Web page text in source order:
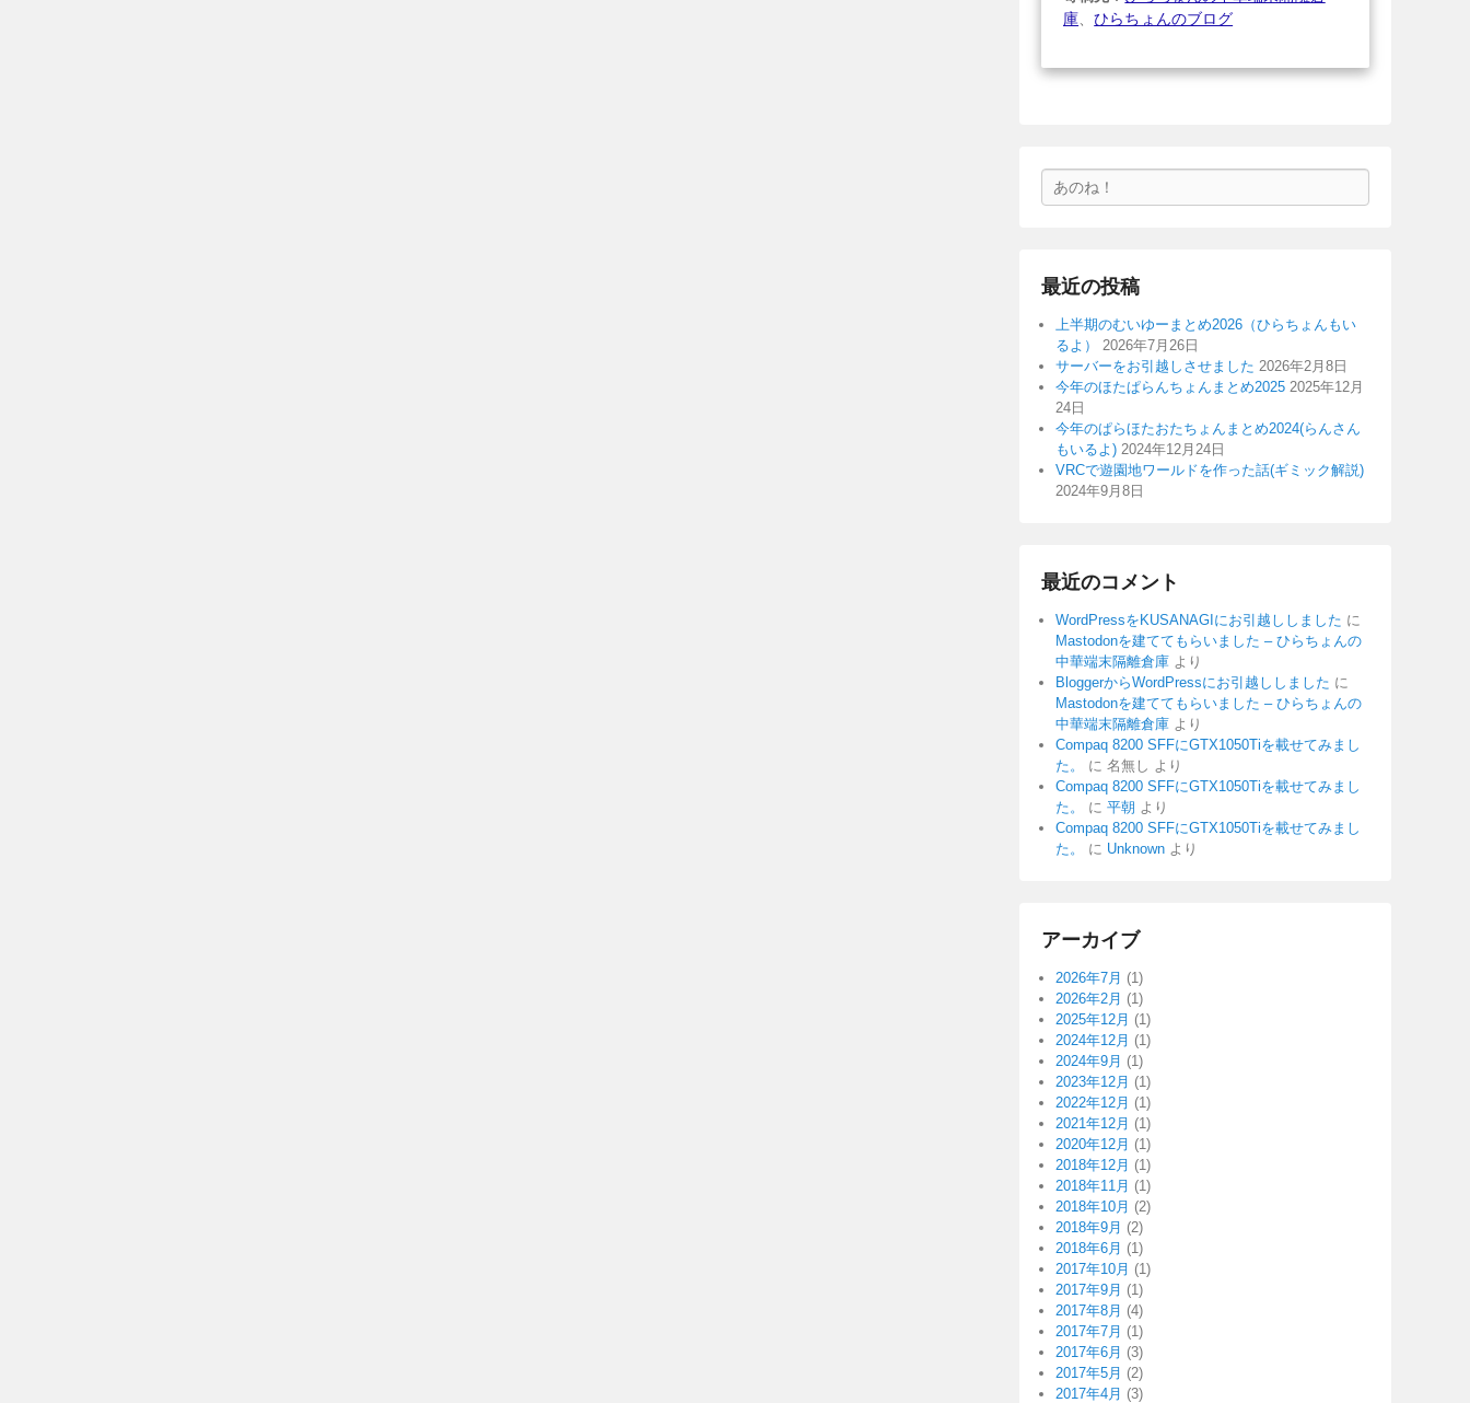
庫 、ひらちょんのブログ
索
最近の投稿
上半期のむいゆーまとめ2026（ひらちょんもい
るよ）
2026年7月26日
サーバーをお引越しさせました 2026年2月8日
今年のほたぱらんちょんまとめ2025 2025年12月
24日
今年のぱらほたおたちょんまとめ2024(らんさん
もいるよ) 2024年12月24日
VRCで遊園地ワールドを作った話(ギミック解説)
2024年9月8日
最近のコメント
WordPressをKUSANAGIにお引越ししました に
Mastodonを建ててもらいました – ひらちょんの
中華端末隔離倉庫 より
BloggerからWordPressにお引越ししました に
Mastodonを建ててもらいました – ひらちょんの
中華端末隔離倉庫 より
Compaq 8200 SFFにGTX1050Tiを載せてみまし
た。
に 名無し より
Compaq 8200 SFFにGTX1050Tiを載せてみまし
た。
に 平朝 より
Compaq 8200 SFFにGTX1050Tiを載せてみまし
た。
に Unknown より
アーカイブ
2026年7月 (1)
2026年2月 (1)
2025年12月 (1)
2024年12月 (1)
2024年9月 (1)
2023年12月 (1)
2022年12月 (1)
2021年12月 (1)
2020年12月 (1)
2018年12月 (1)
2018年11月 (1)
2018年10月 (2)
2018年9月 (2)
2018年6月 (1)
2017年10月 (1)
2017年9月 (1)
2017年8月 (4)
2017年7月 (1)
2017年6月 (3)
2017年5月 (2)
2017年4月 (3)